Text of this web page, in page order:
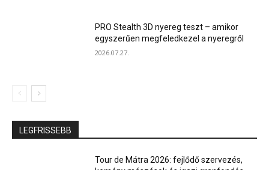
PRO Stealth 3D nyereg teszt – amikor
egyszerűen megfeledkezel a nyeregről
2026.07.27.
LEGFRISSEBB
Tour de Mátra 2026: fejlődő szervezés,